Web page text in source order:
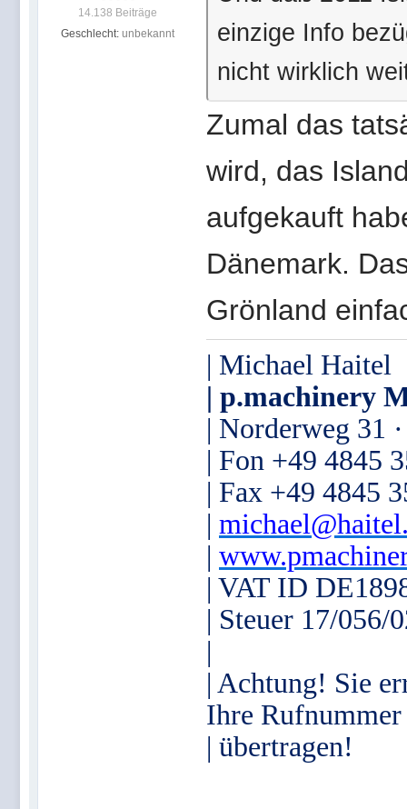
14.138 Beiträge
Geschlecht: unbekannt
einzige Info
nicht wirklich
Zumal das
wird, das
aufgekauft
Dänemark.
Grönland
| Michael Haitel
| p.machinery
| Norderweg 31
| Fon +49 4845
| Fax +49 4845
|
|
| VAT ID
| Steuer 17/056/
|
| Achtung! Sie
Ihre Rufnummer
| übertragen!